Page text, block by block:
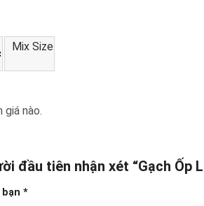
Mix Size
giá nào.
đầu tiên nhận xét “Gạch Ốp
*